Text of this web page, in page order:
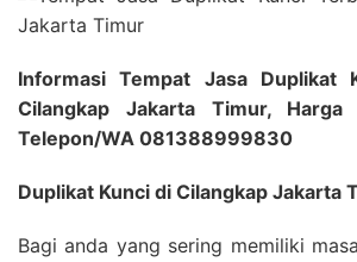
Informasi Tempat Jasa Duplikat
Cilangkap Jakarta Timur, Harga
Telepon/WA 081388999830
Duplikat Kunci di Cilangkap Jakarta
Bagi anda yang sering memiliki